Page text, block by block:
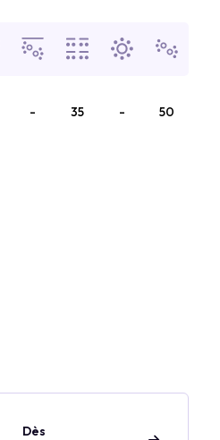
- 35 - 50
Dès